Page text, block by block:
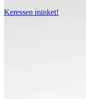
Keressen minket!